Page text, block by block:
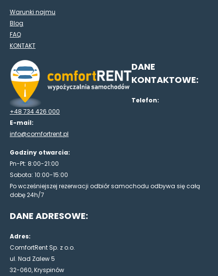
Warunki najmu
Blog
FAQ
KONTAKT
DANE
KONTAKTOWE:
Telefon:
+48 734 426 000
E-mail:
info@comfortrent.pl
Godziny otwarcia:
Pn-Pt: 8:00-21:00
Sobota: 10:00-15:00
Po wcześniejszej rezerwacji odbiór samochodu odbywa się całą
dobę 24h/7
DANE ADRESOWE:
Adres:
ComfortRent Sp. z o.o.
ul. Nad Zalew 5
32-060, Kryspinów